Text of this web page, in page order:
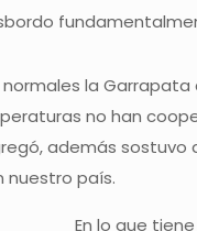
la
no han
además sostuvo
nuestro país.
En lo que